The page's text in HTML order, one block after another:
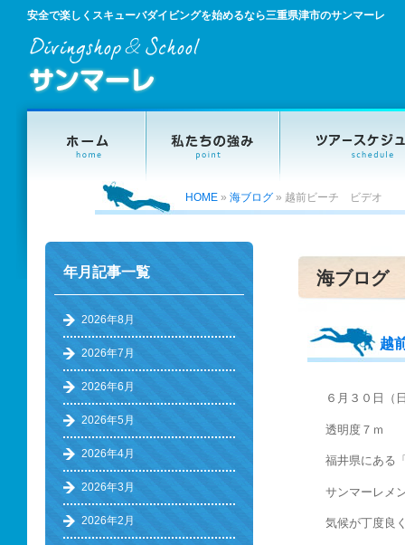
安全で楽しくスキューバダイビングを始めるなら三重県津市のサンマーレ
HOME » 海ブログ » 越前ビーチ ビデオ
海ブログ
越
６月３０日（
透明度７ｍ
福井県にある
サンマーレメ
気候が丁度良
年月記事一覧
2026年8月
2026年7月
2026年6月
2026年5月
2026年4月
2026年3月
2026年2月